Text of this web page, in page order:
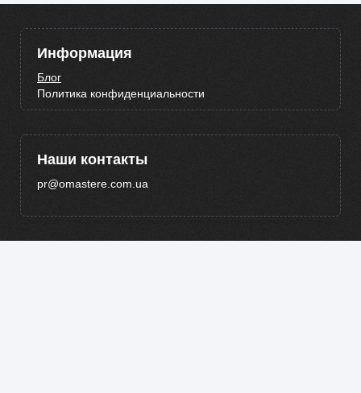
Информация
Блог
Политика конфиденциальности
Наши контакты
pr@omastere.com.ua